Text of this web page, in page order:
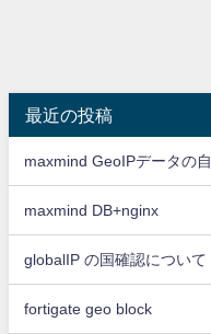
最近の投稿
maxmind GeoIPデータの
maxmind DB+nginx
globalIP の国確認について
fortigate geo block